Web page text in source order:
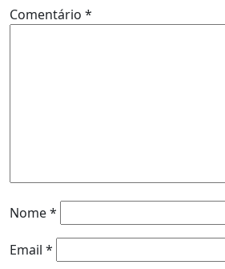
Comentário *
Nome*
Email *